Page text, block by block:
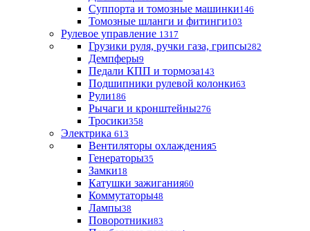
Суппорта и томозные машинки146
Томозные шланги и фитинги103
Рулевое управление 1317
Грузики руля, ручки газа, грипсы282
Демпферы9
Педали КПП и тормоза143
Подшипники рулевой колонки63
Рули186
Рычаги и кронштейны276
Тросики358
Электрика 613
Вентиляторы охлаждения5
Генераторы35
Замки18
Катушки зажигания60
Коммутаторы48
Лампы38
Поворотники83